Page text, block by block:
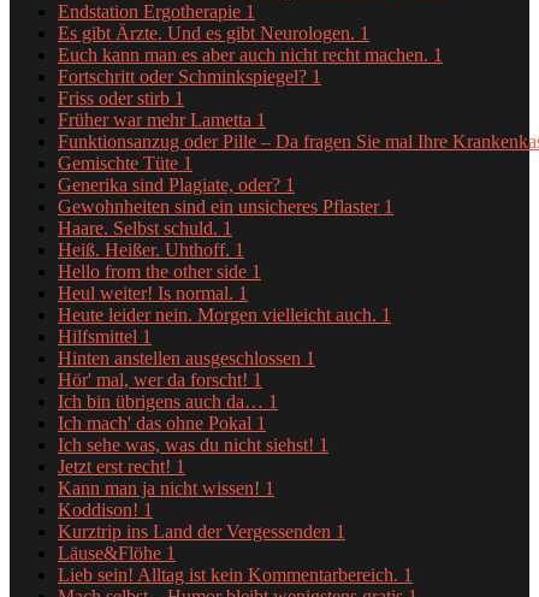
Endstation Ergotherapie 1
Es gibt Ärzte. Und es gibt Neurologen. 1
Euch kann man es aber auch nicht recht machen. 1
Fortschritt oder Schminkspiegel? 1
Friss oder stirb 1
Früher war mehr Lametta 1
Funktionsanzug oder Pille – Da fragen Sie mal Ihre
Gemischte Tüte 1
Generika sind Plagiate, oder? 1
Gewohnheiten sind ein unsicheres Pflaster 1
Haare. Selbst schuld. 1
Heiß. Heißer. Uhthoff. 1
Hello from the other side 1
Heul weiter! Is normal. 1
Heute leider nein. Morgen vielleicht auch. 1
Hilfsmittel 1
Hinten anstellen ausgeschlossen 1
Hör' mal, wer da forscht! 1
Ich bin übrigens auch da… 1
Ich mach' das ohne Pokal 1
Ich sehe was, was du nicht siehst! 1
Jetzt erst recht! 1
Kann man ja nicht wissen! 1
Koddison! 1
Kurztrip ins Land der Vergessenden 1
Läuse&Flöhe 1
Lieb sein! Alltag ist kein Kommentarbereich. 1